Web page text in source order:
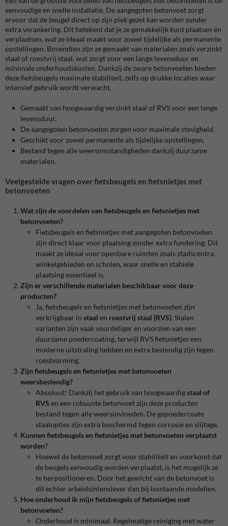
eenvoudige en snelle installatie. De aangegoten betonvoet zorgt
ervoor dat de beugel direct op zijn plek gezet kan worden zonder
extra verankering. Dit betekent dat je ze gemakkelijk kunt plaatsen én
verplaatsen, wat ze ideaal maakt voor zowel tijdelijke als permanente
opstellingen. Bovendien zijn ze gemaakt van materialen zoals verzinkt
staal of roestvrij staal, wat zorgt voor een lange levensduur en
minimale onderhoudskosten. Dankzij de zware betonvoeten bieden
deze fietsbeugels maximale stabiliteit, zelfs op drukke locaties waar
intensief gebruik wordt verwacht.
Gemaakt van hoogwaardig verzinkt staal of RVS voor een lange
levensduur.
De aangegoten betonvoeten zorgen voor maximale stevigheid.
Geschikt voor zowel permanente als tijdelijke opstellingen.
Bestand tegen alle weersomstandigheden dankzij duurzame
materialen.
Veelgestelde vragen over fietsbeugels en fietsnietjes met
betonvoeten
Wat zijn de voordelen van fietsbeugels en fietsnietjes met
betonvoeten?
Fietsbeugels en fietsnietjes met aangegoten betonvoeten
zijn direct klaar voor plaatsing zonder extra fundering. Dit
maakt ze ideaal voor openbare ruimten zoals stadscentra,
winkelgebieden en scholen, waar snelle en stabiele
plaatsing essentieel is.
Zijn er verschillende materialen beschikbaar voor deze
producten?
Ja, fietsbeugels en fietsnietjes met betonvoeten zijn
verkrijgbaar in staal en roestvrij staal (RVS). Stalen
varianten zijn vaak voordeliger en voorzien van een
duurzame poedercoating, terwijl RVS fietsnietjes een
moderne uitstraling hebben en extra bestendig zijn tegen
roestvorming.
Zijn fietsbeugels en fietsnietjes met betonvoeten
weersbestendig?
Absoluut! Dankzij het gebruik van hoogwaardigstaal of
RVS en een robuuste betonvoet zijn deze producten
bestand tegen alle weersinvloeden. De gepoedercoate
staalopties zijn extra beschermd tegen corrosie en slijtage.
Kunnen fietsbeugels en fietsnietjes met betonvoeten verplaatst
worden?
Hoewel de betonvoet zorgt voor stabiliteit en voorkomt dat
de beugels eenvoudig worden verplaatst, is het mogelijk ze
te herpositioneren. Door het gewicht van de betonvoet is
dit echter arbeidsintensiever dan bij losstaande modellen.
Hoe onderhoud ik mijn fietsbeugels of fietsnietjes met
betonvoeten?
Onderhoud is minimaal. Regelmatige reiniging met water